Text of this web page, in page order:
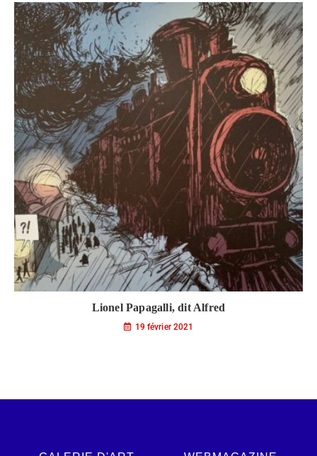
Lionel Papagalli, dit Alfred
19 février 2021